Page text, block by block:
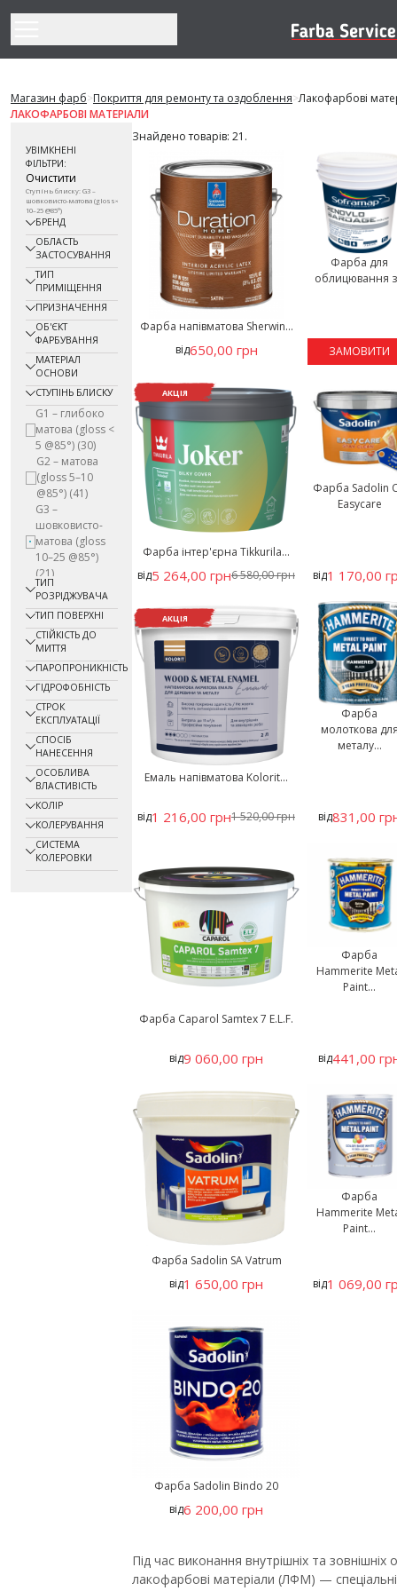
Магазин фарб>Покриття для ремонту та оздоблення>Лакофарбові
ЛАКОФАРБОВІ МАТЕРІАЛИ
УВІМКНЕНІ
ФІЛЬТРИ:
Очистити
Ступінь блиску: G3 –
шовковисто-матова (gloss
10–25 @85°)
БРЕНД
ОБЛАСТЬ
ЗАСТОСУВАННЯ
ТИП
ПРИМІЩЕННЯ
ПРИЗНАЧЕННЯ
ОБ'ЄКТ
ФАРБУВАННЯ
МАТЕРІАЛ
ОСНОВИ
СТУПІНЬ БЛИСКУ
G1 – глибоко
матова (gloss <
5 @85°) (30)
G2 – матова
(gloss 5–10
@85°) (41)
G3 –
шовковисто-
матова (gloss
10–25 @85°)
(21)
G4 –
напівглянцева
(gloss 25–60
@85°)(2)
G5 – глянцева
(gloss > 60
@85°)(3)
Глибоко
матова(1)
Матова(3)
Не
визначається
(2)
ТИП
РОЗРІДЖУВАЧА
ТИП ПОВЕРХНІ
СТІЙКІСТЬ ДО
МИТТЯ
ПАРОПРОНИКНІСТЬ
ГІДРОФОБНІСТЬ
СТРОК
ЕКСПЛУАТАЦІЇ
СПОСІБ
НАНЕСЕННЯ
ОСОБЛИВА
ВЛАСТИВІСТЬ
КОЛІР
КОЛЕРУВАННЯ
СИСТЕМА
КОЛЕРОВКИ
Знайдено товарів: 21.
Фарба напівматова Sherwin...
від650,00 грн
Фарба для
облицювання
ЗАМОВИТИ
АКЦІЯ
Фарба інтер'єрна Tikkurila...
від5 264,00 грн6 580,00 грн
Фарба Sadolin
Easycare
від1 170,00
АКЦІЯ
Емаль напівматова Kolorit...
від1 216,00 грн1 520,00 грн
Фарба
молоткова
металу...
від831,00
Фарба Caparol Samtex 7 E.L.F.
від9 060,00 грн
Фарба
Hammerite
Paint...
від441,00
Фарба Sadolin SA Vatrum
від1 650,00 грн
Фарба
Hammerite
Paint...
від1 069,00
Фарба Sadolin Bindo 20
від6 200,00 грн
Під час виконання внутрішніх та
лакофарбові матеріали (ЛФМ) —